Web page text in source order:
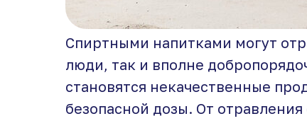
Спиртными напитками могут
люди, так и вполне
становятся некачественные
безопасной дозы. От